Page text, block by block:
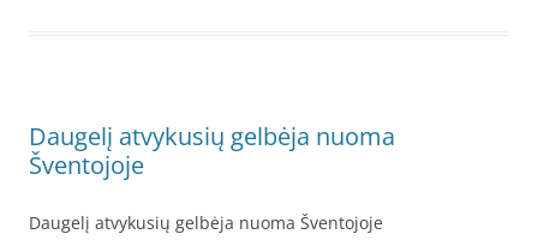
Daugelį atvykusių gelbėja nuoma
Šventojoje
Daugelį atvykusių gelbėja nuoma Šventojoje